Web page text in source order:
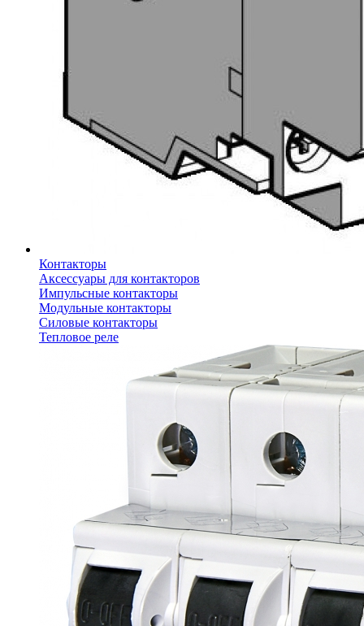
Контакторы
Аксессуары для контакторов
Импульсные контакторы
Модульные контакторы
Силовые контакторы
Тепловое реле